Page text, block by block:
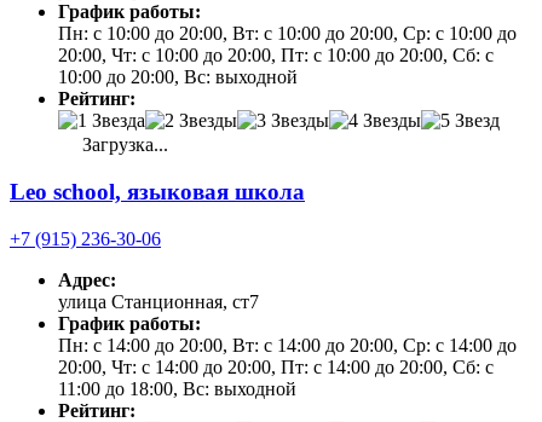
График работы:
Пн: с 10:00 до 20:00, Вт: с 10:00 до 20:00, Ср: с 10:00 до
20:00, Чт: с 10:00 до 20:00, Пт: с 10:00 до 20:00, Сб: с
10:00 до 20:00, Вс: выходной
Рейтинг:
Загрузка...
Leo school, языковая школа
+7 (915) 236-30-06
Адрес:
улица Станционная, ст7
График работы:
Пн: с 14:00 до 20:00, Вт: с 14:00 до 20:00, Ср: с 14:00 до
20:00, Чт: с 14:00 до 20:00, Пт: с 14:00 до 20:00, Сб: с
11:00 до 18:00, Вс: выходной
Рейтинг: